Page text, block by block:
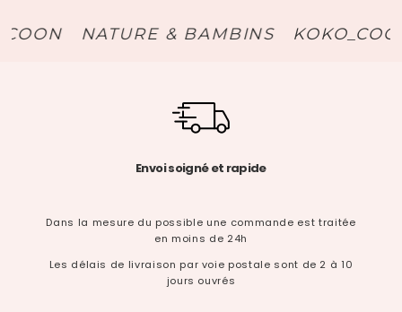
NATURE & BAMBINS
Envoi soigné et rapide
Dans la mesure du possible une commande est traitée
en moins de 24h
Les délais de livraison par voie postale sont de 2 à 10
jours ouvrés